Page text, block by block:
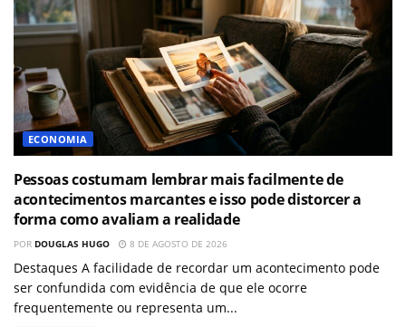
ECONOMIA
Pessoas costumam lembrar mais facilmente de
acontecimentos marcantes e isso pode distorcer a
forma como avaliam a realidade
POR DOUGLAS HUGO 8 DE AGOSTO DE 2026
Destaques A facilidade de recordar um acontecimento pode
ser confundida com evidência de que ele ocorre
frequentemente ou representa um...